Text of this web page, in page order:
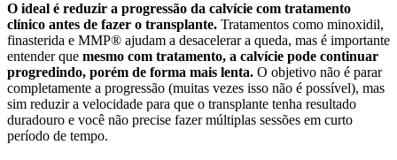
O ideal é reduzir a progressão da calvície com tratamento
clínico antes de fazer o transplante. Tratamentos como minoxidil,
finasterida e MMP® ajudam a desacelerar a queda, mas é importante
entender que mesmo com tratamento, a calvície pode continuar
progredindo, porém de forma mais lenta. O objetivo não é parar
completamente a progressão (muitas vezes isso não é possível), mas
sim reduzir a velocidade para que o transplante tenha resultado
duradouro e você não precise fazer múltiplas sessões em curto
período de tempo.